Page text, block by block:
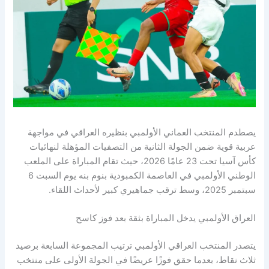
يصطدم المنتخب العماني الأولمبي بنظيره العراقي في مواجهة
عربية قوية ضمن الجولة الثانية من التصفيات المؤهلة لنهائيات
كأس آسيا تحت 23 عامًا 2026، حيث تقام المباراة على الملعب
الوطني الأولمبي في العاصمة الكمبودية بنوم بنه يوم السبت 6
سبتمبر 2025، وسط ترقب جماهيري كبير لأحداث اللقاء.
العراق الأولمبي يدخل المباراة بثقة بعد فوز كاسح
يتصدر المنتخب العراقي الأولمبي ترتيب المجموعة السابعة برصيد
ثلاث نقاط، بعدما حقق فوزًا عريضًا في الجولة الأولى على منتخب